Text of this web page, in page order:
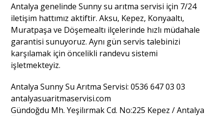
Antalya genelinde Sunny su arıtma servisi için 7/24
iletişim hattımız aktiftir. Aksu, Kepez, Konyaaltı,
Muratpaşa ve Döşemealtı ilçelerinde hızlı müdahale
garantisi sunuyoruz. Aynı gün servis talebinizi
karşılamak için öncelikli randevu sistemi
işletmekteyiz.
Antalya Sunny Su Arıtma Servisi: 0536 647 03 03
antalyasuaritmaservisi.com
Gündoğdu Mh. Yeşilırmak Cd. No:225 Kepez / Antalya